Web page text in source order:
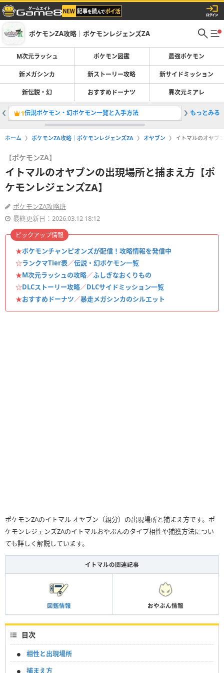
ポケモンZA攻略｜ポケモンレジェンズZA
M次元ラッシュ ポケモン図鑑 最強ポケモン
新メガシンカ 新ストーリー攻略 新サイドミッション
新伝説・幻 おすすめドーナツ 異次元ミアレ
1伝説ポケモン・幻ポケモン一覧と入手方法 2服の一
もっとみる
ホーム ポケモンZA攻略｜ポケモンレジェンズZA オヤブン イトマルのオヤブ
【ポケモンZA】
イトマルのオヤブンの出現場所と捕まえ方【ポ
ケモンレジェンズZA】
ポケモンZA攻略班
最終更新日：2026.03.12 18:12
★ポケモンチャンピオンズが配信！攻略情報を発信中
☆ランクマTier表／伝説・幻ポケモン一覧
★M次元ラッシュの攻略／ふしぎなおくりもの
☆DLCストーリー攻略／DLCサイドミッション一覧
★おすすめドーナツ／暴走メガシンカのシルエット
ピックアップ情報
ポケモンZAのイトマル オヤブン（親分）の出現場所と捕まえ方です。ポ
ケモンレジェンズZAのイトマルおやぶんのタイプ相性や捕獲方法につい
ても詳しく解説しています。
イトマルの関連記事
図鑑情報 おやぶん情報
目次
相性と出現場所
捕まえ方